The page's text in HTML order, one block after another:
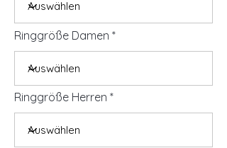
Ringgröße Damen
Ringgröße Herren